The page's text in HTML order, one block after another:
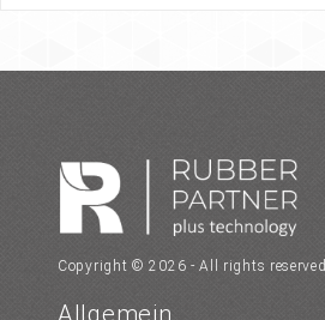
Copyright © 2026 - All rights reserved